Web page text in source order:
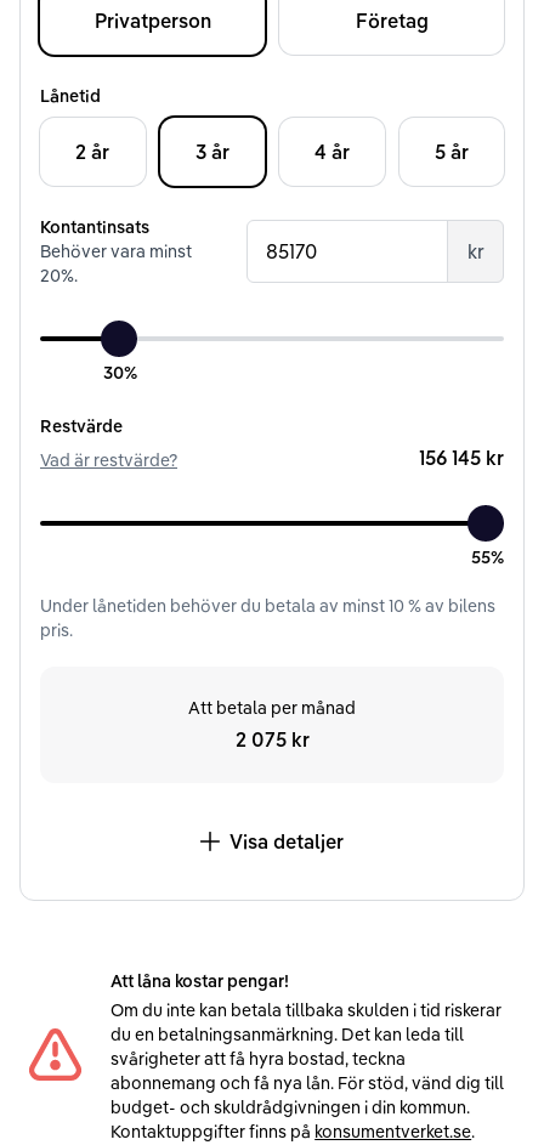
Privatperson Företag
Lånetid
2 år 3 år 4 år 5 år
Kontantinsats
Behöver vara minst
20%.
kr
30%
Restvärde
Vad är restvärde?
156 145 kr
55%
Under lånetiden behöver du betala av minst10% av bilens
pris.
Att betala per månad
2 075 kr
Visa detaljer
Att låna kostar pengar!
Om du inte kan betala tillbaka skulden i tid riskerar
du en betalningsanmärkning. Det kan leda till
svårigheter att få hyra bostad, teckna
abonnemang och få nya lån. För stöd, vänd dig till
budget- och skuldrådgivningen i din kommun.
Kontaktuppgifter finns på konsumentverket.se.